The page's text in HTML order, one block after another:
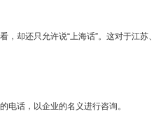
却还只允许说“上海话”。这对于江苏、
话，以企业的名义进行咨询。